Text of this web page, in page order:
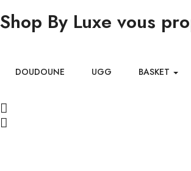
Shop By Luxe vous
DOUDOUNE UGG BASKET